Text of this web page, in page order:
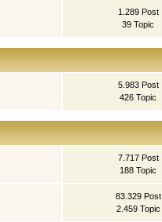
1.289 Post
39 Topic
5.983 Post
426 Topic
7.717 Post
188 Topic
83.329 Post
2.459 Topic